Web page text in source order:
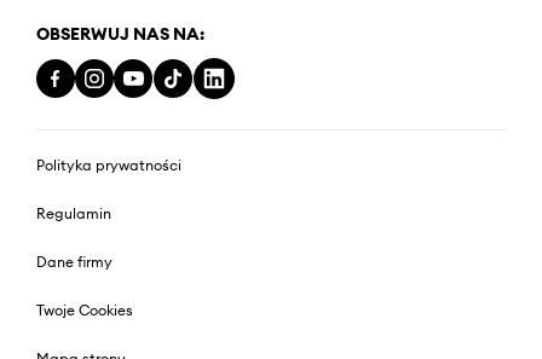
OBSERWUJ NAS NA:
Polityka prywatności
Regulamin
Dane firmy
Twoje Cookies